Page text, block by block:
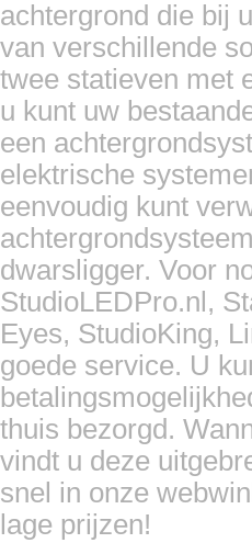
achtergrond die bij
van verschillende
twee statieven met
u kunt uw
een
elektrische
eenvoudig kunt
dwarsligger. Voor
StudioLEDPro.nl,
Eyes, StudioKing,
goede service. U
thuis bezorgd.
vindt u deze
snel in onze
lage prijzen!